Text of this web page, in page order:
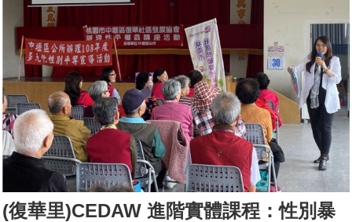
(復華里)CEDAW 進階實體課程：性別暴